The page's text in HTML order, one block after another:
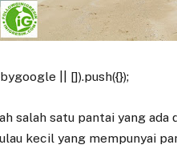
|| []).push({});
salah satu pantai yang ada
kecil yang mempunyai